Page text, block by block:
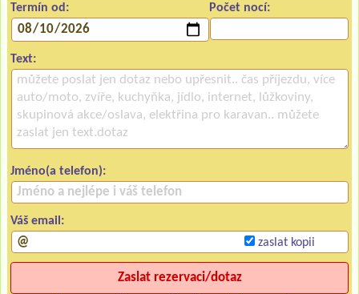
Termín od: Počet nocí:
Text:
Jméno(a telefon):
Váš email:
zaslat kopii